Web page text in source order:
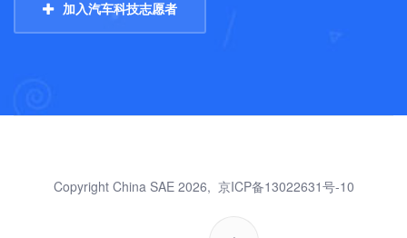
加入汽车科技志愿者
Copyright China SAE 2026, 京ICP备13022631号-10